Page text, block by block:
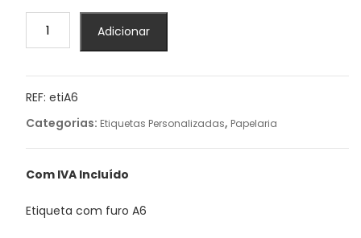
com
furo
A6
Adicionar
REF: etiA6
Categorias: Etiquetas Personalizadas, Papelaria
Com IVA Incluído
Etiqueta com furo A6